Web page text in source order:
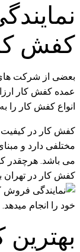
کفش
بعضی از شرکت
عمده کفش کار
انواع کفش کار را
کفش کار در
مختلفی دارد و
می باشد. هرچقدر
کفش کار در تهران